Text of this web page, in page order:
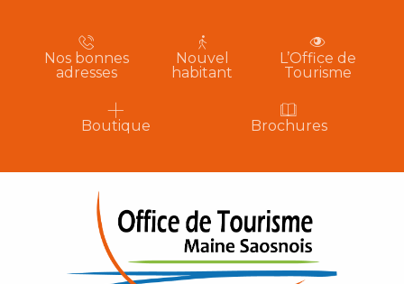
Nos bonnes
adresses
Nouvel
habitant
L’Office de
Tourisme
Boutique Brochures